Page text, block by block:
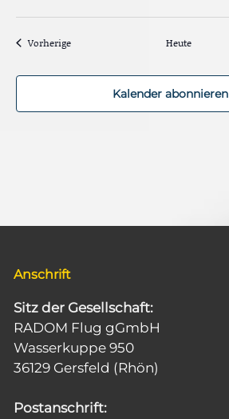
VorherigeVeranstaltungen Heute
Kalender abonnieren
Anschrift
Sitz der Gesellschaft:
RADOM Flug gGmbH
Wasserkuppe 950
36129 Gersfeld (Rhön)
Postanschrift: